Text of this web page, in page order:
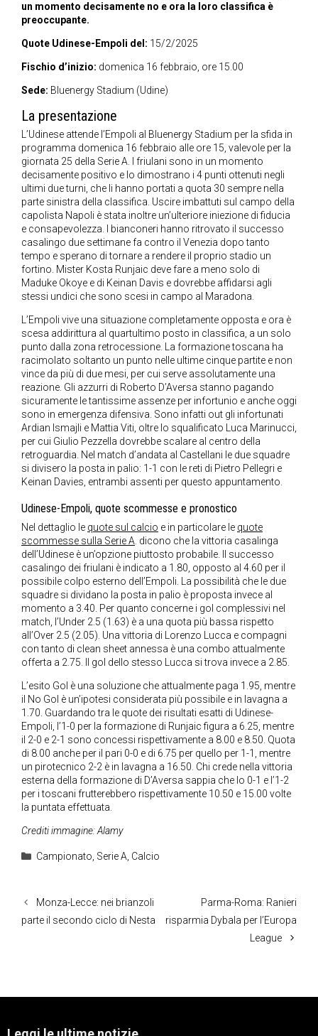
un momento decisamente no e ora la loro classifica è
preoccupante.
Quote Udinese-Empoli del: 15/2/2025
Fischio d’inizio: domenica 16 febbraio, ore 15.00
Sede: Bluenergy Stadium (Udine)
La presentazione
L’Udinese attende l’Empoli al Bluenergy Stadium per la sfida in
programma domenica 16 febbraio alle ore 15, valevole per la
giornata 25 della Serie A. I friulani sono in un momento
decisamente positivo e lo dimostrano i 4 punti ottenuti negli
ultimi due turni, che li hanno portati a quota 30 sempre nella
parte sinistra della classifica. Uscire imbattuti sul campo della
capolista Napoli è stata inoltre un’ulteriore iniezione di fiducia
e consapevolezza. I bianconeri hanno ritrovato il successo
casalingo due settimane fa contro il Venezia dopo tanto
tempo e sperano di tornare a rendere il proprio stadio un
fortino. Mister Kosta Runjaic deve fare a meno solo di
Maduke Okoye e di Keinan Davis e dovrebbe affidarsi agli
stessi undici che sono scesi in campo al Maradona.
L’Empoli vive una situazione completamente opposta e ora è
scesa addirittura al quartultimo posto in classifica, a un solo
punto dalla zona retrocessione. La formazione toscana ha
racimolato soltanto un punto nelle ultime cinque partite e non
vince da più di due mesi, per cui serve assolutamente una
reazione. Gli azzurri di Roberto D’Aversa stanno pagando
sicuramente le tantissime assenze per infortunio e anche oggi
sono in emergenza difensiva. Sono infatti out gli infortunati
Ardian Ismajli e Mattia Viti, oltre lo squalificato Luca Marinucci,
per cui Giulio Pezzella dovrebbe scalare al centro della
retroguardia. Nel match d’andata al Castellani le due squadre
si divisero la posta in palio: 1-1 con le reti di Pietro Pellegri e
Keinan Davies, entrambi assenti per questo appuntamento.
Udinese-Empoli, quote scommesse e pronostico
Nel dettaglio le quote sul calcio e in particolare le quote
scommesse sulla Serie A. dicono che la vittoria casalinga
dell’Udinese è un’opzione piuttosto probabile. Il successo
casalingo dei friulani è indicato a 1.80, opposto al 4.60 per il
possibile colpo esterno dell’Empoli. La possibilità che le due
squadre si dividano la posta in palio è proposta invece al
momento a 3.40. Per quanto concerne i gol complessivi nel
match, l’Under 2.5 (1.63) è a una quota più bassa rispetto
all’Over 2.5 (2.05). Una vittoria di Lorenzo Lucca e compagni
con tanto di clean sheet annessa è una combo attualmente
offerta a 2.75. Il gol dello stesso Lucca si trova invece a 2.85.
L’esito Gol è una soluzione che attualmente paga 1.95, mentre
il No Gol è un’ipotesi considerata più possibile e in lavagna a
1.70. Guardando tra le quote dei risultati esatti di Udinese-
Empoli, l’1-0 per la formazione di Runjaic figura a 6.25, mentre
il 2-0 e 2-1 sono concessi rispettivamente a 8.00 e 8.50. Quota
di 8.00 anche per il pari 0-0 e di 6.75 per quello per 1-1, mentre
un pirotecnico 2-2 è in lavagna a 16.50. Chi crede nella vittoria
esterna della formazione di D’Aversa sappia che lo 0-1 e l’1-2
per i toscani frutterebbero rispettivamente 10.50 e 15.00 volte
la puntata effettuata.
Crediti immagine: Alamy
Categorie
Campionato, Serie A, Calcio
Monza-Lecce: nei brianzoli
parte il secondo ciclo di Nesta
Parma-Roma: Ranieri
risparmia Dybala per l’Europa
League